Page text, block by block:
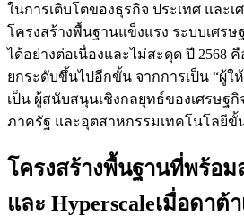
ในการเติบโตของธุรกิจ ประเทศ และ
โครงสร้างพื้นฐานแข็งแรง ระบบเศร
ได้อย่างต่อเนื่องและไม่สะดุด ปี 2568
ยกระดับขึ้นไปอีกขั้น จากการเป็น “ผู้ใ
เป็น ผู้สนับสนุนเชิงกลยุทธ์ของเศรษฐ
ภาครัฐ และอุตสาหกรรมเทคโนโลยีขั้
โครงสร้างพื้นฐานที่พร้อ
และ Hyperscaleเมื่อดาต้